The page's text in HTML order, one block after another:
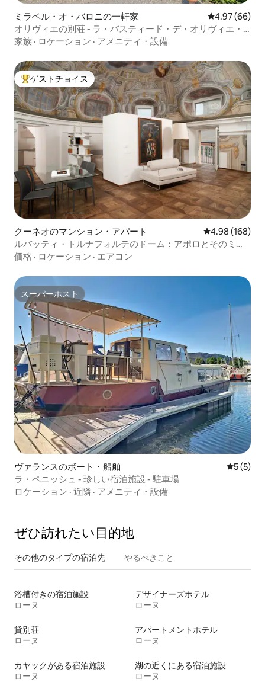
ミラベル・オ・バロニの一軒家 レビュー66
4.97 (66)
オリヴィエの別荘 - ラ・バスティード・デ・オリヴィエ・
プロヴァンス
家族 · ロケーション · アメニティ・設備
大好評のゲストチョイスです。
ゲストチョイス
クーネオのマンション・アパート レビュー168
4.98 (168)
ルバッティ・トルナフォルテのドーム：アポロとそのミュ
ーズ
価格 · ロケーション · エアコン
スーパーホスト
スーパーホスト
ヴァランスのボート・船舶 レビュー
5 (5)
ラ・ペニッシュ - 珍しい宿泊施設 - 駐車場
ロケーション · 近隣 · アメニティ・設備
ぜひ訪⁠れ⁠た⁠い目⁠的⁠地
その他のタ⁠イ⁠プ⁠の宿⁠泊⁠先 やるべきこと
浴槽付きの宿泊施設
ローヌ
デザイナーズホテル
ローヌ
貸別荘
ローヌ
アパートメントホテル
ローヌ
カヤックがある宿泊施設
ローヌ
湖の近くにある宿泊施設
ローヌ